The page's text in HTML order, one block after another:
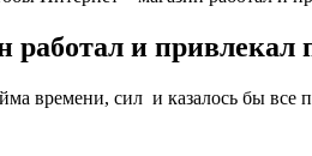
и привлекал
времени, сил и казалось бы все